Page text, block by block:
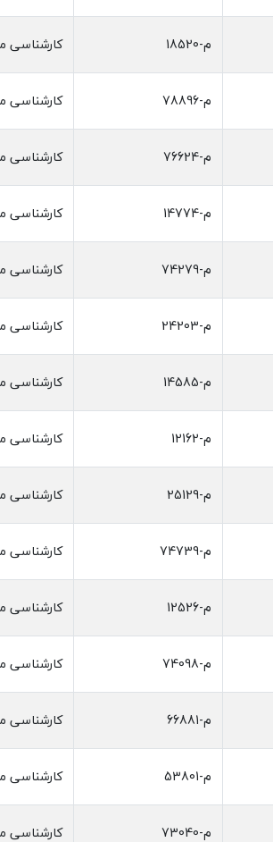
م-18520 کارشناسی
م-78896 کارشناسی
م-76624 کارشناسی
م-14774 کارشناسی
م-74279 کارشناسی
م-24203 کارشناسی
م-14585 کارشناسی
م-12162 کارشناسی
م-25129 کارشناسی
م-74739 کارشناسی
م-12526 کارشناسی
م-74098 کارشناسی
م-66881 کارشناسی
م-53801 کارشناسی
م-73040 کارشناسی